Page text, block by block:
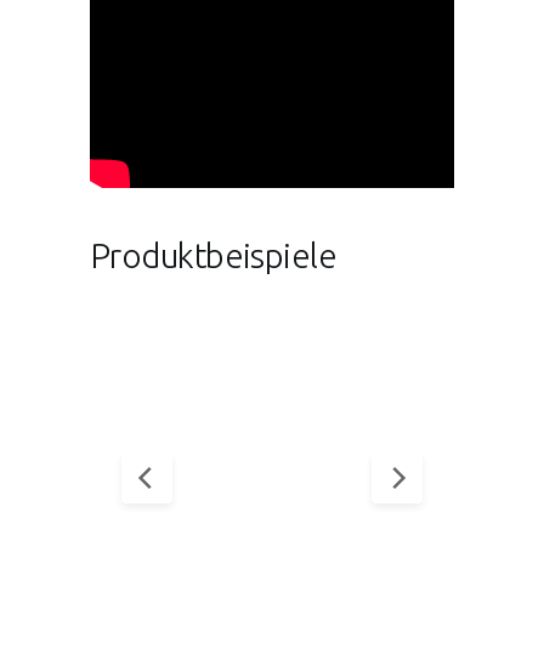
Produktbeispiele